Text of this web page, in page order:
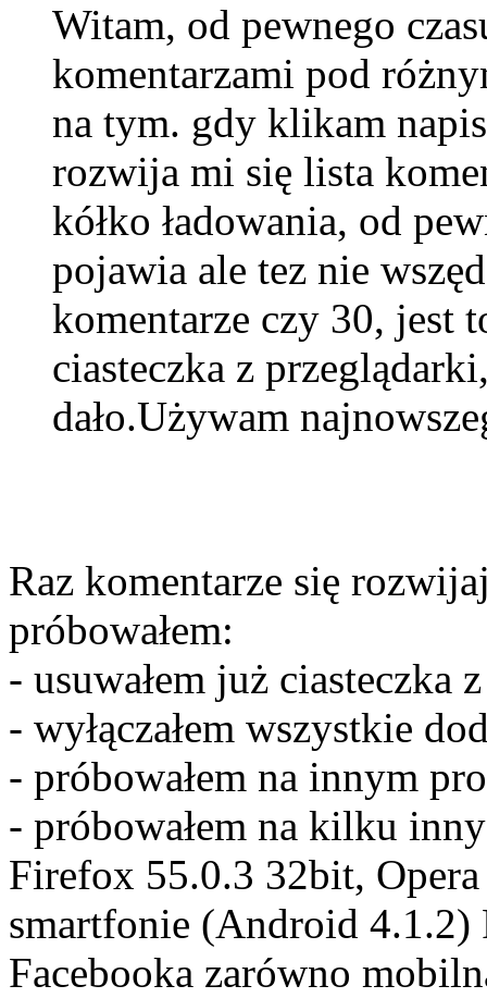
Witam, od pewnego
komentarzami pod
na tym. gdy klikam
rozwija mi się lista
kółko ładowania, od
pojawia ale tez nie
komentarze czy 30, jest
ciasteczka z
dało.Używam
Raz komentarze się
próbowałem:
- usuwałem już ciasteczka
- wyłączałem wszystkie
- próbowałem na innym
- próbowałem na kilku
Firefox 55.0.3 32bit,
smartfonie (Android 4.1.2)
Facebooka zarówno